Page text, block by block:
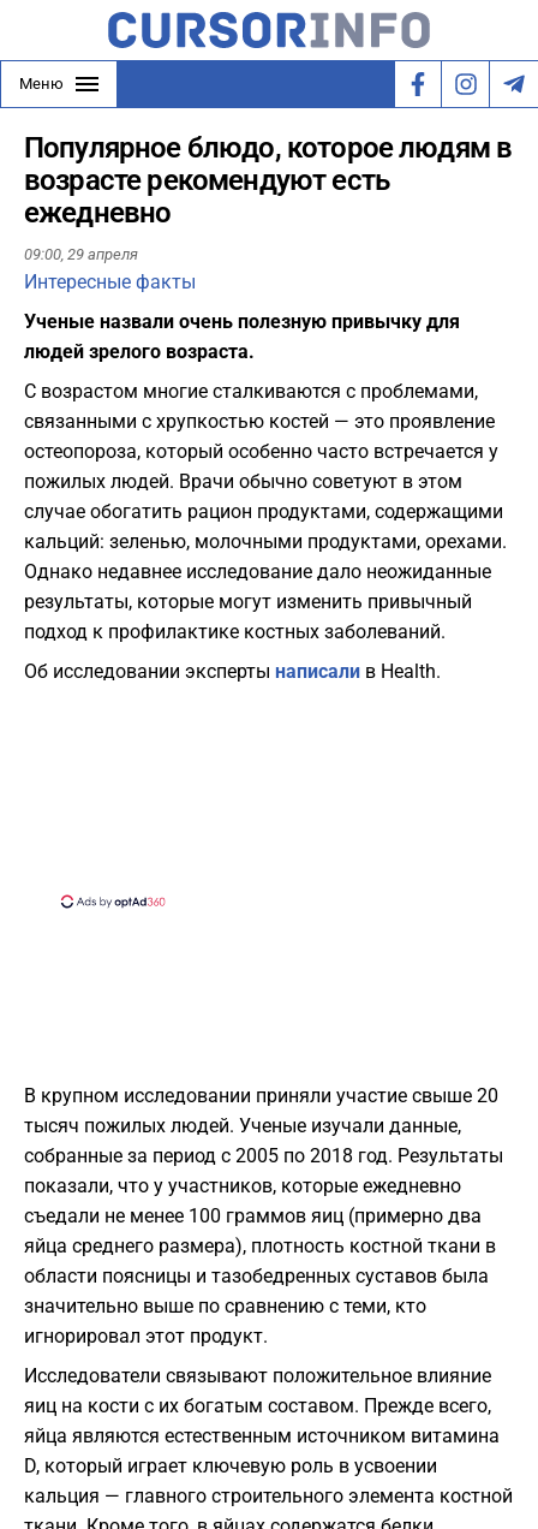
Меню
Популярное блюдо, которое людям в
возрасте рекомендуют есть
ежедневно
09:00, 29 апреля
Интересные факты
Ученые назвали очень полезную привычку для
людей зрелого возраста.
С возрастом многие сталкиваются с проблемами,
связанными с хрупкостью костей — это проявление
остеопороза, который особенно часто встречается у
пожилых людей. Врачи обычно советуют в этом
случае обогатить рацион продуктами, содержащими
кальций: зеленью, молочными продуктами, орехами.
Однако недавнее исследование дало неожиданные
результаты, которые могут изменить привычный
подход к профилактике костных заболеваний.
Об исследовании эксперты написали в Health.
В крупном исследовании приняли участие свыше 20
тысяч пожилых людей. Ученые изучали данные,
собранные за период с 2005 по 2018 год. Результаты
показали, что у участников, которые ежедневно
съедали не менее 100 граммов яиц (примерно два
яйца среднего размера), плотность костной ткани в
области поясницы и тазобедренных суставов была
значительно выше по сравнению с теми, кто
игнорировал этот продукт.
Исследователи связывают положительное влияние
яиц на кости с их богатым составом. Прежде всего,
яйца являются естественным источником витамина
D, который играет ключевую роль в усвоении
кальция — главного строительного элемента костной